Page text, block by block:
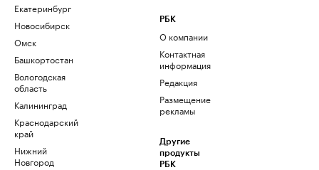
Екатеринбург
Новосибирск
Омск
Башкортостан
Вологодская
область
Калининград
Краснодарский
край
Нижний
Новгород
РБК
О компании
Контактная
информация
Редакция
Размещение
рекламы
Другие
продукты
РБК